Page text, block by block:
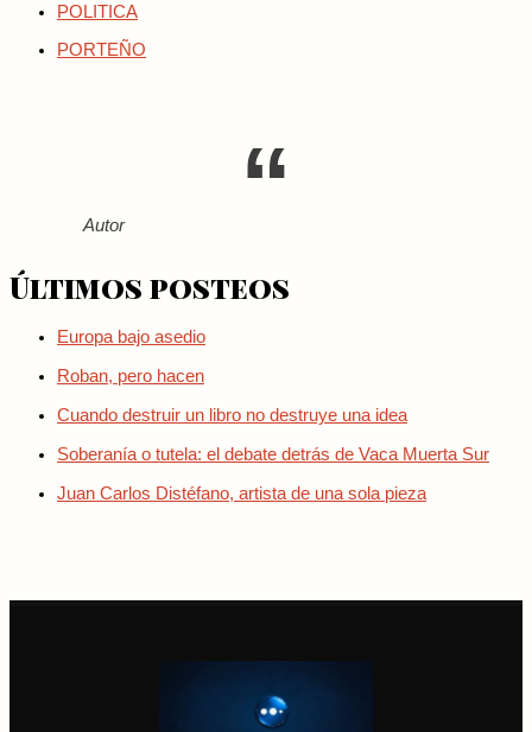
POLITICA
PORTEÑO
Autor
Últimos posteos
Europa bajo asedio
Roban, pero hacen
Cuando destruir un libro no destruye una idea
Soberanía o tutela: el debate detrás de Vaca Muerta Sur
Juan Carlos Distéfano, artista de una sola pieza